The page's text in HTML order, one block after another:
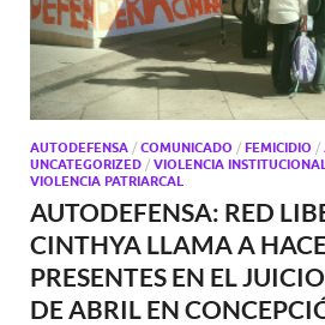
AUTODEFENSA / COMUNICADO / FEMICIDIO /
UNCATEGORIZED / VIOLENCIA INSTITUCIONAL
VIOLENCIA PATRIARCAL
AUTODEFENSA: RED
CINTHYA LLAMA A
PRESENTES EN EL
DE ABRIL EN